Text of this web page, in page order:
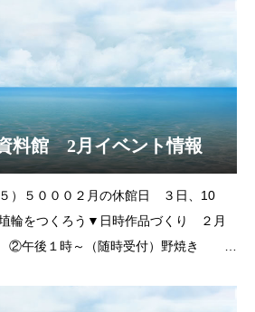
4月2日以降生
料館 2月イベント情報
）５０００２月の休館日 ３日、10
輪をつくろう▼日時作品づくり ２月
②午後１時～（随時受付）野焼き